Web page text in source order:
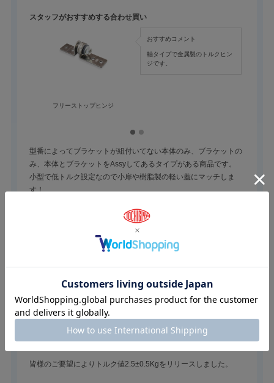
スタッフがおすすめする合わせ買い
フリーストップヒンジ
おすすめコメント
軸タイプで金属製のトルクヒン
ジです。
型番によってブラケットが組付いてない本体のみ、ブラケットの
み、本体とブラケットをAssyしてあるタイプがある商品です。
小型で低トルク設定なので小扉や樹脂製の軽い蓋にマッチしま
す！
参考になった
栃木屋スタッフ
皆様のご要望によりトルク値2.5±0.5Kgをリリースしました。